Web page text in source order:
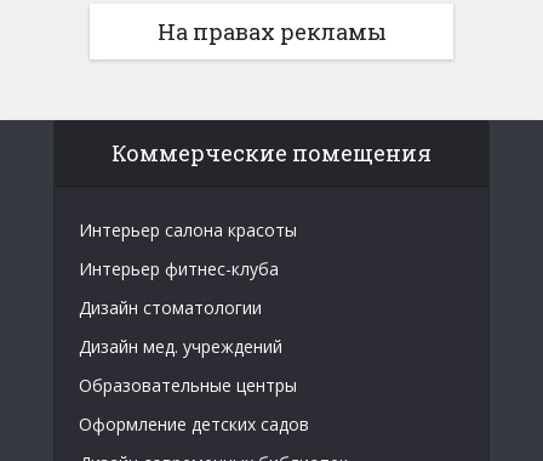
На правах рекламы
Коммерческие помещения
Интерьер салона красоты
Интерьер фитнес-клуба
Дизайн стоматологии
Дизайн мед. учреждений
Образовательные центры
Оформление детских садов